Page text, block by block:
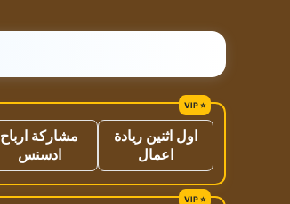
اول اثنين ريادة
اعمال
مشاركة ارباح
ادسنس